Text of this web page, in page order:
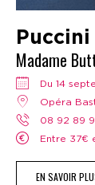
Puccini
Madame
Du 14
Opéra
08 92 89
Entre 37€
EN SAVOIR